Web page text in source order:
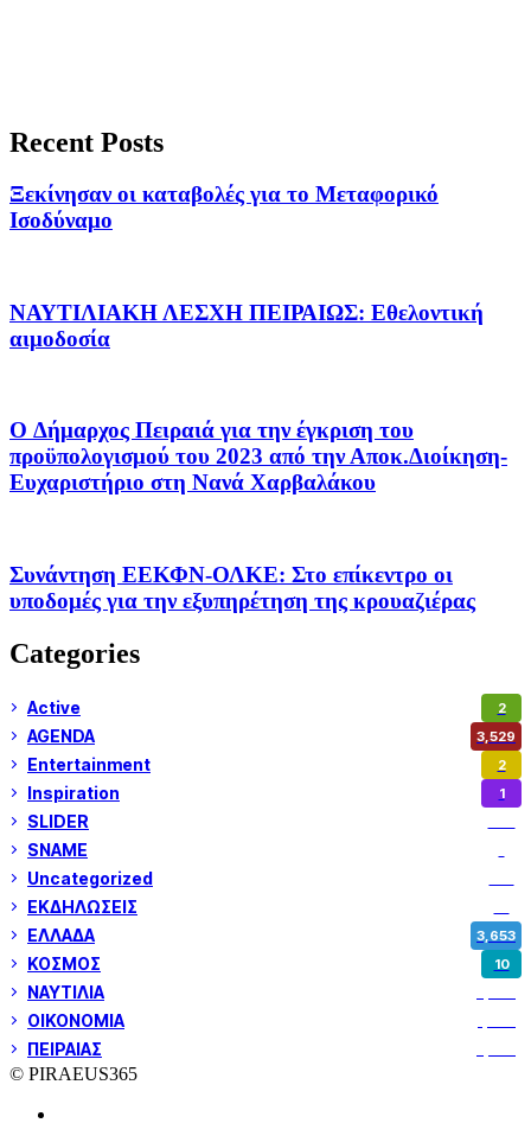
Recent Posts
Ξεκίνησαν οι καταβολές για το Μεταφορικό
Ισοδύναμο
ΝΑΥΤΙΛΙΑΚΗ ΛΕΣΧΗ ΠΕΙΡΑΙΩΣ: Εθελοντική
αιμοδοσία
O Δήμαρχος Πειραιά για την έγκριση του
προϋπολογισμού του 2023 από την Αποκ.Διοίκηση-
Ευχαριστήριο στη Νανά Χαρβαλάκου
Συνάντηση ΕΕΚΦΝ-ΟΛΚΕ: Στο επίκεντρο οι
υποδομές για την εξυπηρέτηση της κρουαζιέρας
Categories
Active 2
AGENDA 3,529
Entertainment 2
Inspiration 1
SLIDER
SNAME
Uncategorized
ΕΚΔΗΛΩΣΕΙΣ
ΕΛΛΑΔΑ 3,653
ΚΟΣΜΟΣ 10
ΝΑΥΤΙΛΙΑ
ΟΙΚΟΝΟΜΙΑ
ΠΕΙΡΑΙΑΣ
© PIRAEUS365